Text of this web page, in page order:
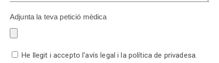
Adjunta la teva petició mèdica
He llegit i accepto l'avís legal i la política de privadesa.